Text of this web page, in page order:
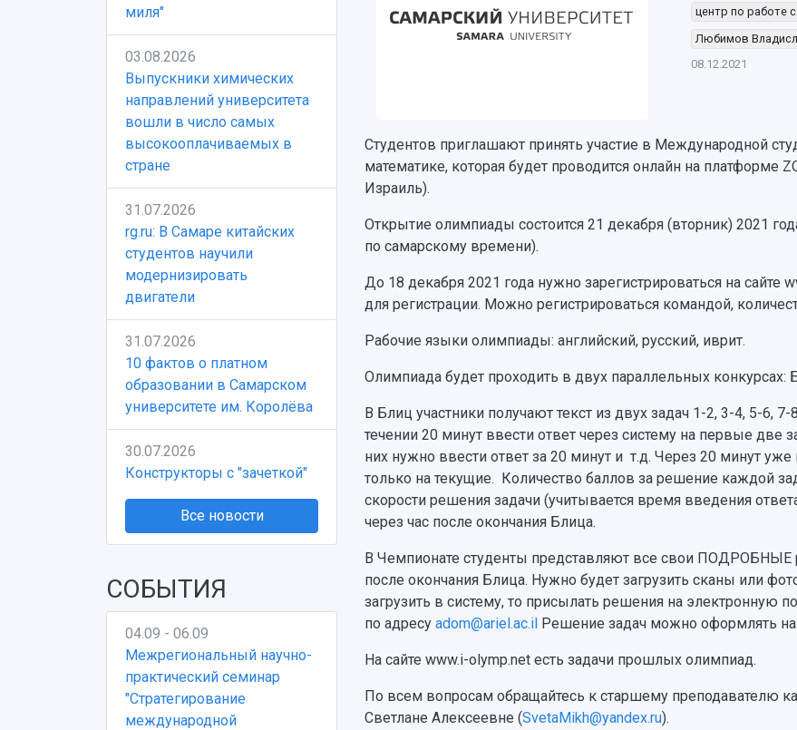
миля"
03.08.2026
Выпускники химических
направлений университета
вошли в число самых
высокооплачиваемых в
стране
31.07.2026
rg.ru: В Самаре китайских
студентов научили
модернизировать
двигатели
31.07.2026
10 фактов о платном
образовании в Самарском
университете им. Королёва
30.07.2026
Конструкторы с "зачеткой"
Все новости
СОБЫТИЯ
04.09 - 06.09
Межрегиональный научно-
практический семинар
"Стратегирование
международной
центр по работе
Любимов
08.12.2021
Студентов приглашают принять участие в Международной
математике, которая будет проводится онлайн на платформе
Израиль).
Открытие олимпиады состоится 21 декабря (вторник) 2021
по самарскому времени).
До 18 декабря 2021 года нужно зарегистрироваться на
для регистрации. Можно регистрироваться командой,
Рабочие языки олимпиады: английский, русский, иврит.
Олимпиада будет проходить в двух параллельных конкурсах:
В Блиц участники получают текст из двух задач 1-2, 3-4, 5-6,
течении 20 минут ввести ответ через систему на первые две
них нужно ввести ответ за 20 минут и т.д. Через 20 минут
только на текущие. Количество баллов за решение каждой
скорости решения задачи (учитывается время введения
через час после окончания Блица.
В Чемпионате студенты представляют все свои ПОДРОБНЫЕ
после окончания Блица. Нужно будет загрузить сканы или
загрузить в систему, то присылать решения на
по адресу adom@ariel.ac.il Решение задач можно оформлять
На сайте www.i-olymp.net есть задачи прошлых олимпиад.
По всем вопросам обращайтесь к старшему преподавателю
Светлане Алексеевне (SvetaMikh@yandex.ru).